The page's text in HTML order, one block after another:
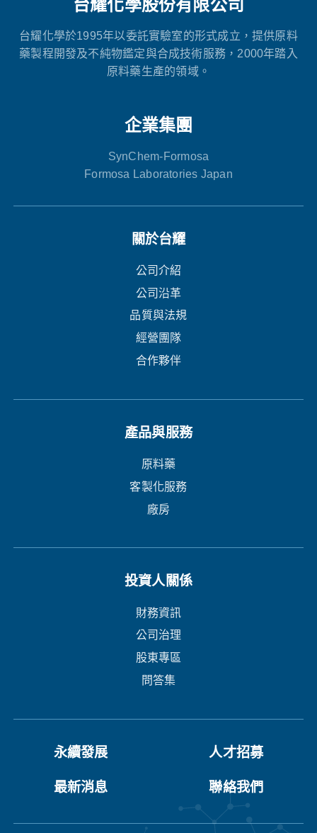
台耀化學股份有限公司
台耀化學於1995年以委託實驗室的形式成立，提供原料
藥製程開發及不純物鑑定與合成技術服務，2000年踏入
原料藥生產的領域。
企業集團
SynChem-Formosa
Formosa Laboratories Japan
關於台耀
公司介紹
公司沿革
品質與法規
經營團隊
合作夥伴
產品與服務
原料藥
客製化服務
廠房
投資人關係
財務資訊
公司治理
股東專區
問答集
永續發展 人才招募
最新消息 聯絡我們